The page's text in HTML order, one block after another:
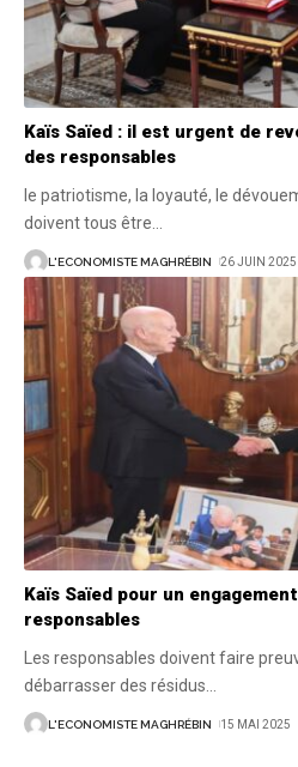
Kaïs Saïed : il est urgent de
des responsables
le patriotisme, la loyauté, le
doivent tous être…
L'ECONOMISTE MAGHRÉBIN 26 JUIN 2025
Kaïs Saïed pour un
responsables
Les responsables doivent faire
débarrasser des résidus
L'ECONOMISTE MAGHRÉBIN 15 MAI 2025